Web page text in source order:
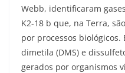
Webb, identificaram
K2-18 b que, na Terra,
por processos biológicos.
dimetila (DMS) e
gerados por organismos